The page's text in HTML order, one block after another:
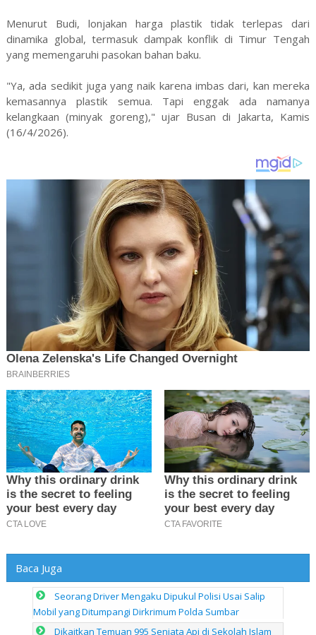
Menurut Budi, lonjakan harga plastik tidak terlepas dari
dinamika global, termasuk dampak konflik di Timur Tengah
yang memengaruhi pasokan bahan baku.
"Ya, ada sedikit juga yang naik karena imbas dari, kan mereka
kemasannya plastik semua. Tapi enggak ada namanya
kelangkaan (minyak goreng)," ujar Busan di Jakarta, Kamis
(16/4/2026).
Baca Juga
Seorang Driver Mengaku Dipukul Polisi Usai Salip
Mobil yang Ditumpangi Dirkrimum Polda Sumbar
Dikaitkan Temuan 995 Senjata Api di Sekolah Islam